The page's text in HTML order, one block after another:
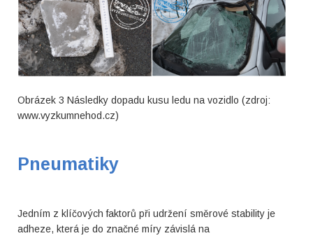
Obrázek 3 Následky dopadu kusu ledu na vozidlo (zdroj:
www.vyzkumnehod.cz)
Pneumatiky
Jedním z klíčových faktorů při udržení směrové stability je
adheze, která je do značné míry závislá na